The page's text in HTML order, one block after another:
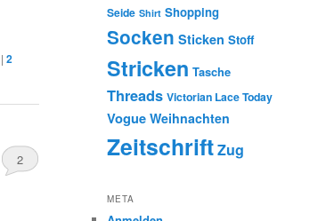
| 2
2
Seide Shirt Shopping
Socken Sticken Stoff
Stricken Tasche
Threads Victorian Lace Today
Vogue Weihnachten
ZeitschriftZug
META